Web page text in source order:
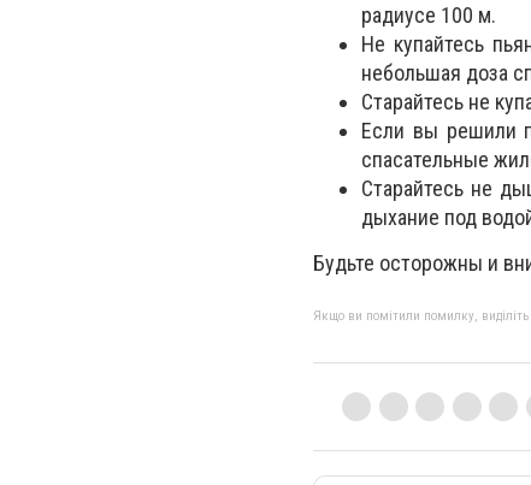
радиусе 100 м.
Не купайтесь
небольшая доза
Старайтесь не
Если вы решили
спасательные
Старайтесь не
дыхание под
Будьте осторожны и
Якщо ви помітили помилку, виділіть